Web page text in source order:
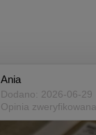
Ania
Dodano: 2026-06-29
Opinia zweryfikowana